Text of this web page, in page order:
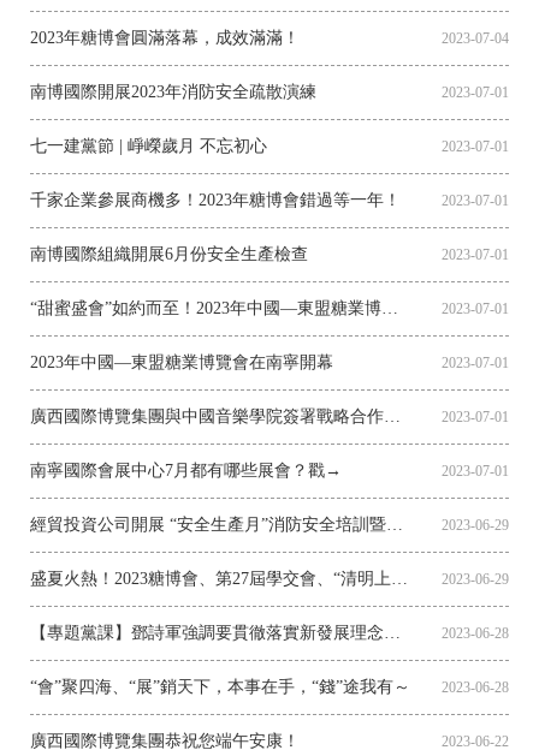
2023年糖博會圓滿落幕，成效滿滿！ 2023-07-04
南博國際開展2023年消防安全疏散演練 2023-07-01
七一建黨節 | 崢嶸歲月 不忘初心 2023-07-01
千家企業參展商機多！2023年糖博會錯過等一年！ 2023-07-01
南博國際組織開展6月份安全生產檢查 2023-07-01
2023-07-01
2023年中國—東盟糖業博覽會在南寧開幕 2023-07-01
2023-07-01
南寧國際會展中心7月都有哪些展會？戳→ 2023-07-01
2023-06-29
2023-06-29
2023-06-28
“會”聚四海、“展”銷天下，本事在手，“錢”途我有～ 2023-06-28
廣西國際博覽集團恭祝您端午安康！ 2023-06-22